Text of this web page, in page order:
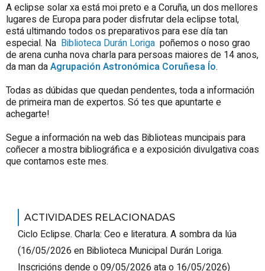
A eclipse solar xa está moi preto e a Coruña, un dos mellores
lugares de Europa para poder disfrutar dela eclipse total,
está ultimando todos os preparativos para ese día tan
especial. Na Biblioteca Durán Loriga poñemos o noso grao
de arena cunha nova charla para persoas maiores de 14 anos,
da man daAgrupación Astronómica Coruñesa Ío.
Todas as dúbidas que quedan pendentes, toda a información
de primeira man de expertos. Só tes que apuntarte e
achegarte!
Segue a información na web das Biblioteas muncipais para
coñecer a mostra bibliográfica e a exposición divulgativa coas
que contamos este mes.
ACTIVIDADES RELACIONADAS
Ciclo Eclipse. Charla: Ceo e literatura. A sombra da lúa
(16/05/2026 en Biblioteca Municipal Durán Loriga.
Inscricións dende o 09/05/2026 ata o 16/05/2026)